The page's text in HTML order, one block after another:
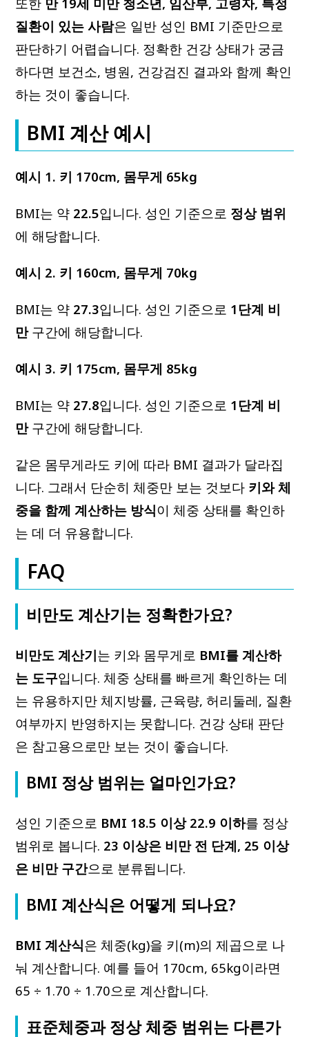
질환이 있는 사람은 일반 성인 BMI 기준만으로
판단하기 어렵습니다. 정확한 건강 상태가 궁금
하다면 보건소, 병원, 건강검진 결과와 함께 확인
하는 것이 좋습니다.
BMI 계산 예시
예시 1. 키 170cm, 몸무게 65kg
BMI는 약 22.5입니다. 성인 기준으로 정상 범위
에 해당합니다.
예시 2. 키 160cm, 몸무게 70kg
BMI는 약 27.3입니다. 성인 기준으로 1단계 비
만구간에 해당합니다.
예시 3. 키 175cm, 몸무게 85kg
BMI는 약 27.8입니다. 성인 기준으로 1단계 비
만구간에 해당합니다.
같은 몸무게라도 키에 따라 BMI 결과가 달라집
니다. 그래서 단순히 체중만 보는 것보다 키와 체
중을 함께 계산하는 방식이 체중 상태를 확인하
는 데 더 유용합니다.
FAQ
비만도 계산기는 정확한가요?
비만도 계산기는 키와 몸무게로 BMI를 계산하
는 도구입니다. 체중 상태를 빠르게 확인하는 데
는 유용하지만 체지방률, 근육량, 허리둘레, 질환
여부까지 반영하지는 못합니다. 건강 상태 판단
은 참고용으로만 보는 것이 좋습니다.
BMI 정상 범위는 얼마인가요?
성인 기준으로 BMI 18.5 이상 22.9 이하를 정상
범위로 봅니다. 23 이상은 비만 전 단계, 25 이상
은 비만 구간으로 분류됩니다.
BMI 계산식은 어떻게 되나요?
BMI 계산식은 체중(kg)을 키(m)의 제곱으로 나
눠 계산합니다. 예를 들어 170cm, 65kg이라면
65 ÷ 1.70 ÷ 1.70으로 계산합니다.
표준체중과 정상 체중 범위는 다른가